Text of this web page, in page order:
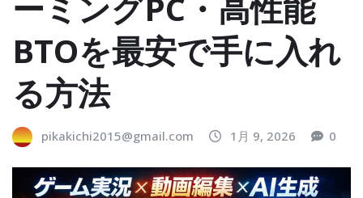
BTOを最安で手に入れ
る方法
pikakichi2015@gmail.com 1月 9, 2026 0